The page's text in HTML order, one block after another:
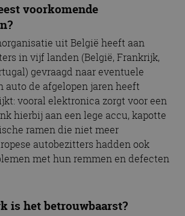
voorkomende
uit België heeft aan
in vijf landen (België, Frankrijk,
gevraagd naar eventuele
auto de afgelopen jaren heeft
vooral elektronica zorgt voor een
hierbij aan een lege accu, kapotte
ramen die niet meer
autobezitters hadden ook
met hun remmen en defecten
is het betrouwbaarst?